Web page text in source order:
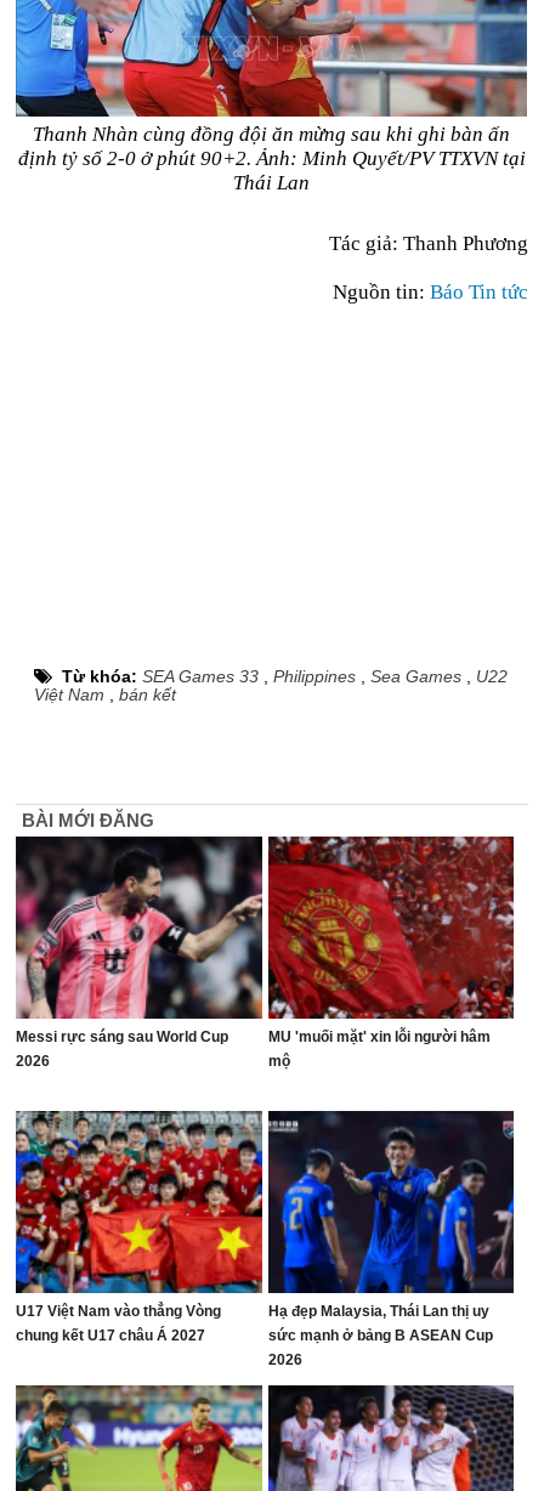
Thanh Nhàn cùng đồng đội ăn mừng sau khi ghi bàn ấn
định tỷ số 2-0 ở phút 90+2. Ảnh: Minh Quyết/PV TTXVN tại
Thái Lan
Tác giả: Thanh Phương
Nguồn tin: Báo Tin tức
Từ khóa:SEA Games 33 ,Philippines ,Sea Games
U22
Việt Nam ,bán kết
BÀI MỚI ĐĂNG
Messi rực sáng sau World Cup
2026
MU 'muối mặt' xin lỗi người hâm
mộ
U17 Việt Nam vào thẳng Vòng
chung kết U17 châu Á 2027
Hạ đẹp Malaysia, Thái Lan thị uy
sức mạnh ở bảng B ASEAN Cup
2026